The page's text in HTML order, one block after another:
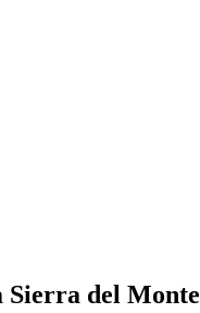
Sierra del Monte